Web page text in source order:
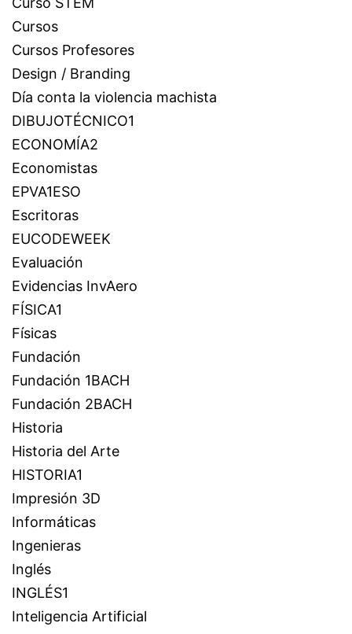
Cursos
Cursos Profesores
Design / Branding
Día conta la violencia machista
DIBUJOTÉCNICO1
ECONOMÍA2
Economistas
EPVA1ESO
Escritoras
EUCODEWEEK
Evaluación
Evidencias InvAero
FÍSICA1
Físicas
Fundación
Fundación 1BACH
Fundación 2BACH
Historia
Historia del Arte
HISTORIA1
Impresión 3D
Informáticas
Ingenieras
Inglés
INGLÉS1
Inteligencia Artificial